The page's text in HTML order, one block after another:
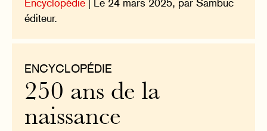
éditeur.
ENCYCLOPÉDIE
250 ans de la
naissance